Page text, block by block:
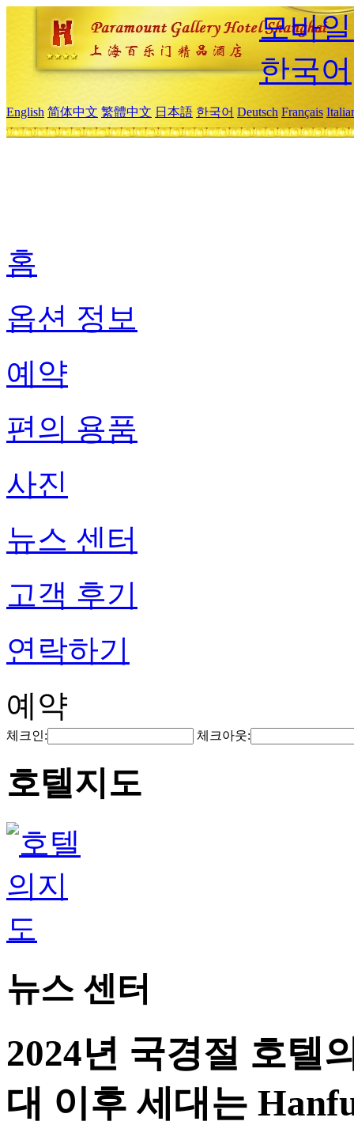
모바
한국어
English 简体中文 繁體中文 日本語 한국어 Deutsch Français
홈
옵션 정보
예약
편의 용품
사진
뉴스 센터
고객 후기
연락하기
예약
체크인: 체크아웃:
호텔지도
뉴스 센터
2024년 국경절 호텔
대 이후 세대는